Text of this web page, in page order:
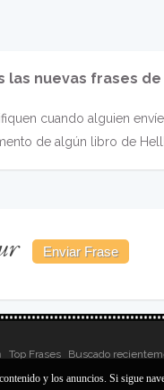
las nuevas frases
cuando alguien envíe
de algún libro de
Top Frases Buscado
y los anuncios. Si sigue